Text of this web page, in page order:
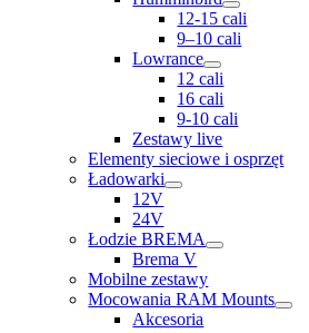
12-15 cali
9–10 cali
Lowrance
12 cali
16 cali
9-10 cali
Zestawy live
Elementy sieciowe i osprzęt
Ładowarki
12V
24V
Łodzie BREMA
Brema V
Mobilne zestawy
Mocowania RAM Mounts
Akcesoria